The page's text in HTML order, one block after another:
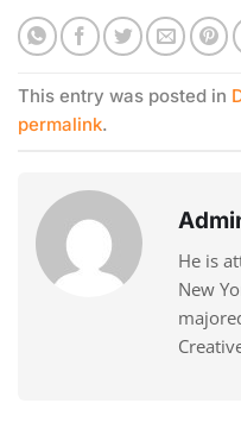
This entry was posted in
permalink.
He is
New